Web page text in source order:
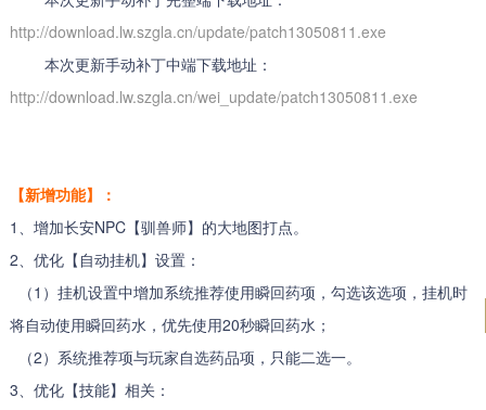
http://download.lw.szgla.cn/update/patch13050811.exe
本次更新手动补丁中端下载地址：
http://download.lw.szgla.cn/wei_update/patch13050811.exe
【新增功能】：
1、增加长安NPC【驯兽师】的大地图打点。
2、优化【自动挂机】设置：
（1）挂机设置中增加系统推荐使用瞬回药项，勾选该选项，挂机时
将自动使用瞬回药水，优先使用20秒瞬回药水；
（2）系统推荐项与玩家自选药品项，只能二选一。
3、优化【技能】相关：